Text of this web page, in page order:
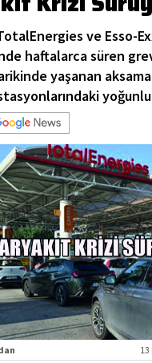
ve Esso-
haftalarca süren
yaşanan